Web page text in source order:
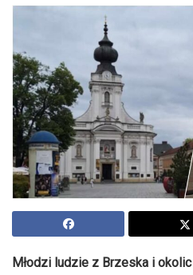
Młodzi ludzie z Brzeska i